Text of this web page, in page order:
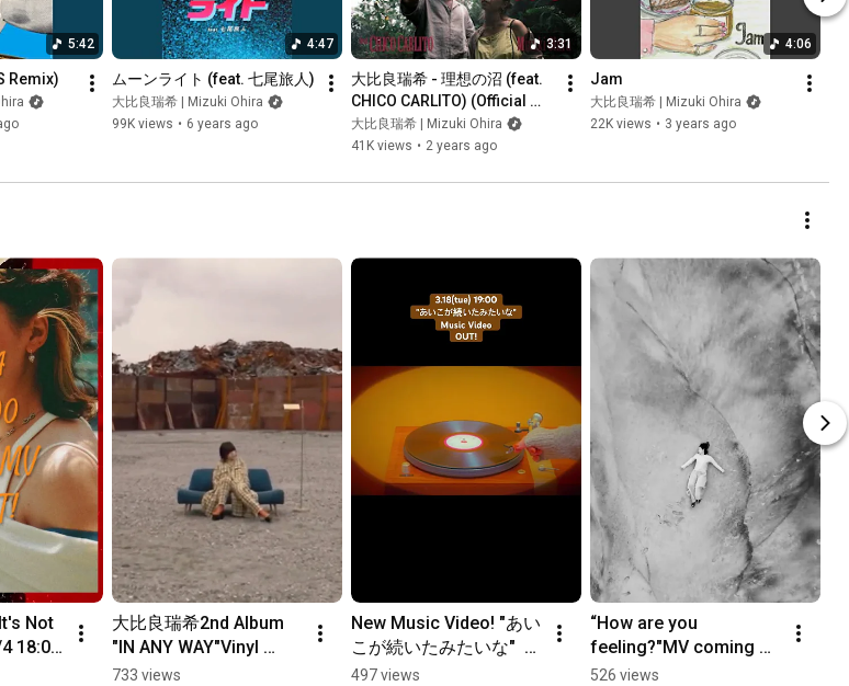
Ohira
Jimbo
＝＝＝＝＝＝＝＝＝＝＝＝＝＝＝＝＝＝＝＝
＝＝＝＝＝＝＝＝＝＝＝＝＝＝＝＝＝＝
■■■
Fetanu＞を立ち上げ、改めて自分と向き合う
曲セルフプロデュース作品としては初となる
」。大比良瑞希がこれまで影響を受けてき
ティブなどの要素を多分に取り入れたサウン
余韻の残る歌声と爪弾くギターフレーズの個
人のアレンジをベースにしながら、トラック
5:42
Remix)
4:47
ムーンライト (feat. 七尾旅人)
大比良瑞希 | Mizuki Ohira
99K views • 6 years ago
3:31
大比良瑞希 - 理想の沼 (feat.
CHICO CARLITO) (Official
Music Video)
大比良瑞希 | Mizuki Ohira
41K views • 2 years ago
4:06
Jam
大比良瑞希 | Mizuki Ohira
22K views • 3 years ago
Not
18:00
大比良瑞希2nd Album
"IN ANY WAY"Vinyl
Release!!(2025.9月)予
733 views
New Music Video! "あい
こが続いたみたいな"
#MV #New #PV #歌 #
497 views
“How are you
feeling?"MV coming
out on 2/19 at noon.....
526 views